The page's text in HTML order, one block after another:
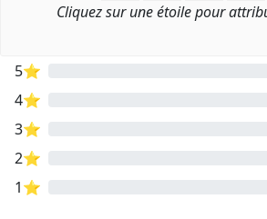
Cliquez sur une étoile pour
5⭐
4⭐
3⭐
2⭐
1⭐